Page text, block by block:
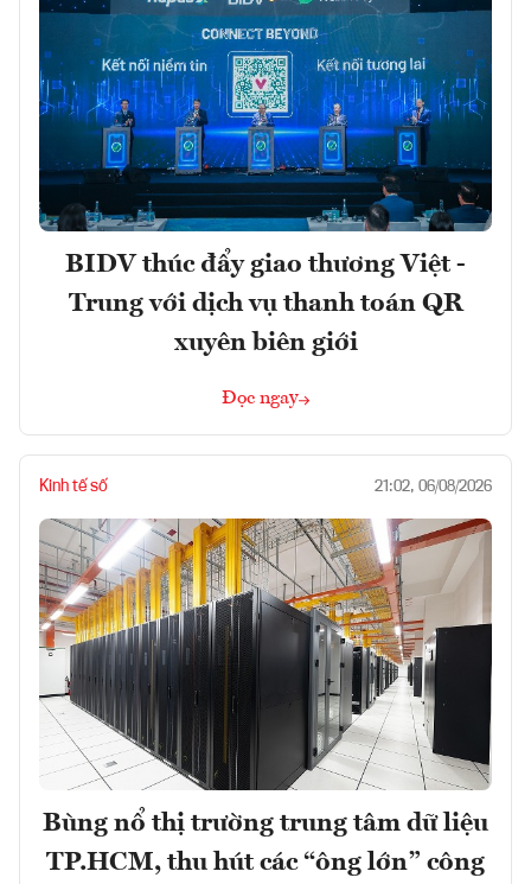
BIDV thúc đẩy giao thương Việt -
Trung với dịch vụ thanh toán QR
xuyên biên giới
Đọc ngay
Kinh tế số 21:02, 06/08/2026
Bùng nổ thị trường trung tâm dữ liệu
TP.HCM, thu hút các “ông lớn” công